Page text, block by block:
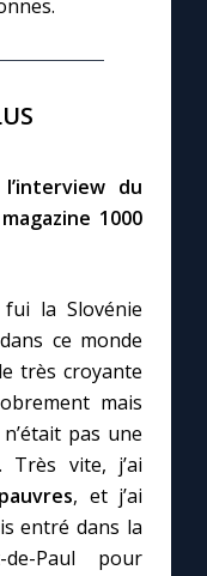
du
1000
la Slovénie
ce monde
très croyante
mais
n’était pas une
. Très vite, j’ai
, et j’ai
entré dans la
de-Paul pour